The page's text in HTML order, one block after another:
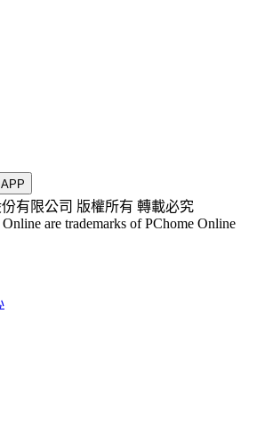
有限公司 版權所有 轉載必究
are trademarks of PChome Online